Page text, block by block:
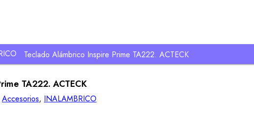
Teclado Alámbrico Inspire Prime TA222. ACTECK
TA222. ACTECK
Accesorios, INALAMBRICO